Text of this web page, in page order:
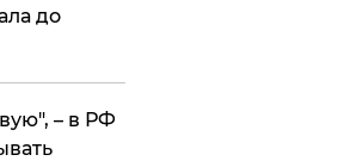
до
– в РФ